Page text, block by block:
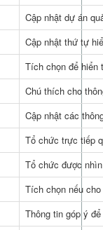
Cập nhật dự án
Cập nhật thứ tự
Tích chọn để hiển
Chú thích cho
Cập nhật các
Tổ chức trực tiếp
Tổ chức được
Tích chọn nếu
Thông tin góp ý